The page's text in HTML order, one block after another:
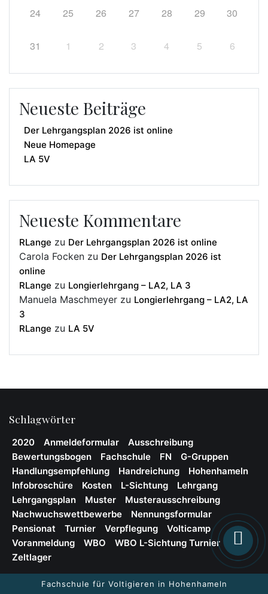
24 25 26 27 28 29 30
31 1 2 3 4 5 6
Neueste Beiträge
Der Lehrgangsplan 2026 ist online
Neue Homepage
LA 5V
Neueste Kommentare
RLange zu Der Lehrgangsplan 2026 ist online
Carola Focken zu Der Lehrgangsplan 2026 ist
online
RLange zu Longierlehrgang – LA2, LA 3
Manuela Maschmeyer zu Longierlehrgang – LA2, LA
3
RLange zu LA 5V
Schlagwörter
2020 Anmeldeformular
Ausschreibung
Bewertungsbogen
Fachschule FN
G-Gruppen
Handlungsempfehlung
Handreichung
Hohenhameln
Infobroschüre
Kosten L-Sichtung
Lehrgang
Lehrgangsplan
Muster
Musterausschreibung
Nachwuchswettbewerbe
Nennungsformular
Pensionat
Turnier Verpflegung
Volticamp
Voranmeldung
WBO WBO L-Sichtung Turnier
Word
Zeltlager
Fachschule für Voltigieren in Hohenhameln